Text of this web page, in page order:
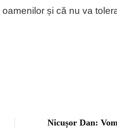
și că nu va
Nicușor Dan: